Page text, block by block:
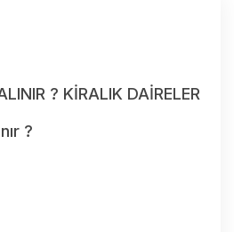
? KİRALIK DAİRELER
?